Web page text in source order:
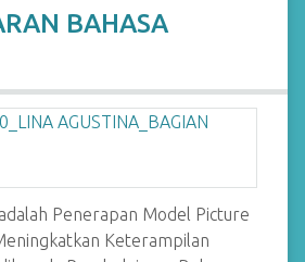
BAHASA
Penerapan Model Picture
Keterampilan